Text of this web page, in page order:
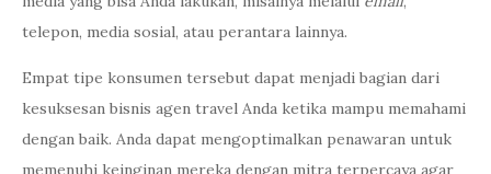
telepon, media sosial, atau perantara lainnya.
Empat tipe konsumen tersebut dapat menjadi bagian dari
kesuksesan bisnis agen travel Anda ketika mampu memahami
dengan baik. Anda dapat mengoptimalkan penawaran untuk
memenuhi keinginan mereka dengan mitra terpercaya agar